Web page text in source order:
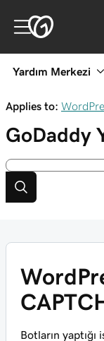
Yardım Merkezi
Applies to:
GoDaddy
Botların